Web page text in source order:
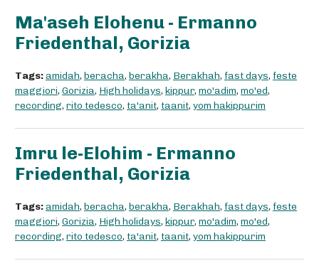
Ma'aseh Elohenu - Ermanno
Friedenthal, Gorizia
Tags:amidah, beracha, berakha, Berakhah, fast days, feste
maggiori, Gorizia, High holidays, kippur, mo'adim, mo'ed,
recording, rito tedesco, ta'anit, taanit, yom hakippurim
Imru le-Elohim - Ermanno
Friedenthal, Gorizia
Tags:amidah, beracha, berakha, Berakhah, fast days, feste
maggiori, Gorizia, High holidays, kippur, mo'adim, mo'ed,
recording, rito tedesco, ta'anit, taanit, yom hakippurim